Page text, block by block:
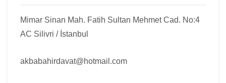
Mimar Sinan Mah. Fatih Sultan Mehmet Cad. No:4
AC Silivri / İstanbul
akbabahirdavat@hotmail.com